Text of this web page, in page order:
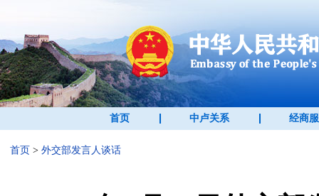
首页 中卢关系 经商
首页 > 外交部发言人谈话